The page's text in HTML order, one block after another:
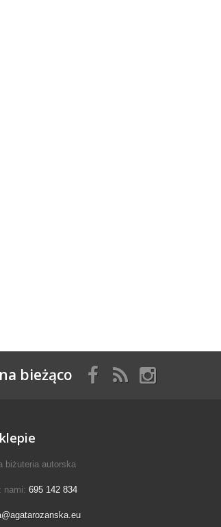
bieżąco
biżuteria autorska
nami: 695 142 834